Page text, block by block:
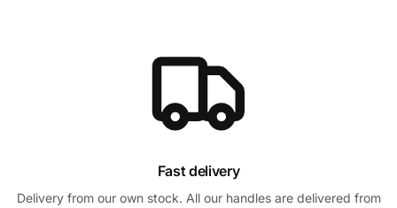
Fast delivery
Delivery from our own stock. All our handles are delivered from